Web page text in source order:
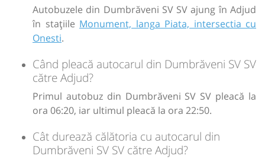
Autobuzele din Dumbrăveni SV SV ajung în Adjud
în stațiile Monument, langa Piata, intersectia cu
Onesti.
Când pleacă autocarul din Dumbrăveni SV SV
către Adjud?
Primul autobuz din Dumbrăveni SV SV pleacă la
ora 06:20, iar ultimul pleacă la ora 22:50.
Cât durează călătoria cu autocarul din
Dumbrăveni SV SV către Adjud?